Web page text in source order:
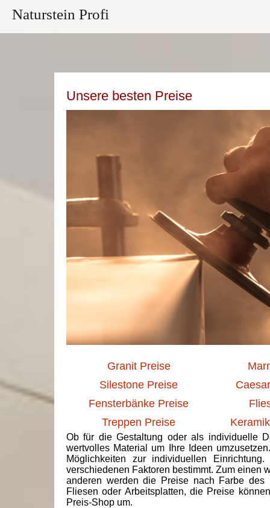
Naturstein Profi
Unsere besten Preise
Granit Preise
Silestone Preise
Fensterbänke Preise
Treppen Preise
Ob für die Gestaltung oder als individuelle
wertvolles Material um Ihre Ideen
Möglichkeiten zur individuellen
verschiedenen Faktoren bestimmt. Zum einen
anderen werden die Preise nach Farbe des
Fliesen oder Arbeitsplatten, die Preise
Preis-Shop um.